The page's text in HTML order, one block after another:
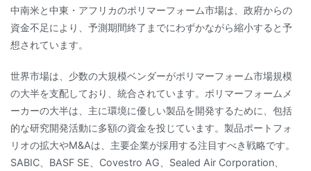
中南米と中東・アフリカのポリマーフォーム市場は、政府からの
資金不足により、予測期間終了までにわずかながら縮小すると予
想されています。
世界市場は、少数の大規模ベンダーがポリマーフォーム市場規模
の大半を支配しており、統合されています。ポリマーフォームメ
ーカーの大半は、主に環境に優しい製品を開発するために、包括
的な研究開発活動に多額の資金を投じています。製品ポートフォ
リオの拡大やM&Aは、主要企業が採用する注目すべき戦略です。
SABIC、BASF SE、Covestro AG、Sealed Air Corporation、